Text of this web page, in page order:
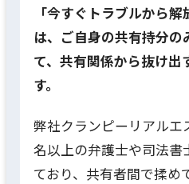
「今すぐトラブルから
は、ご自身の共有持分
て、共有関係から抜け出
す。
弊社クランピーリアルエ
名以上の弁護士や司法書
ており、共有者間で揉め